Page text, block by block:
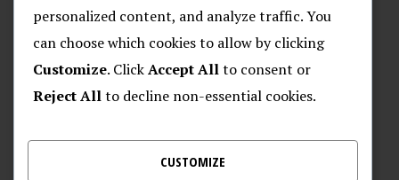
O POSEJDONU
Plivački klub “Posejdon”
Nalješkovićeva 17, Zagreb
personalized content, and analyze traffic. You
can choose which cookies to allow by clicking
Customize. ClickAccept Allto consent or
Reject Allto decline non-essential cookies.
CUSTOMIZE